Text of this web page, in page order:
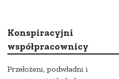
Konspiracyjni
współpracownicy
Przełożeni, podwładni i